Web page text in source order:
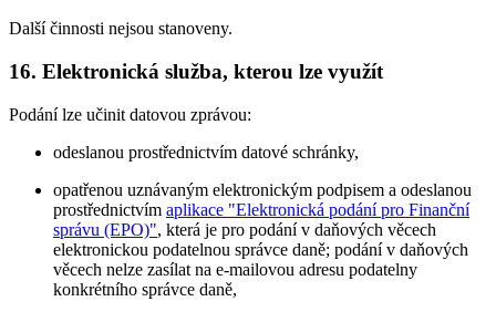
Další činnosti nejsou stanoveny.
16. Elektronická služba, kterou lze využít
Podání lze učinit datovou zprávou:
odeslanou prostřednictvím datové schránky,
opatřenou uznávaným elektronickým podpisem a odeslanou
prostřednictvím aplikace "Elektronická podání pro Finanční
správu (EPO)", která je pro podání v daňových věcech
elektronickou podatelnou správce daně; podání v daňových
věcech nelze zasílat na e-mailovou adresu podatelny
konkrétního správce daně,